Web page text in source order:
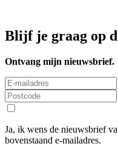
Blijf je graag op
Ontvang mijn nieuwsbrief.
Ja, ik wens de nieuwsbrief
bovenstaand e-mailadres.